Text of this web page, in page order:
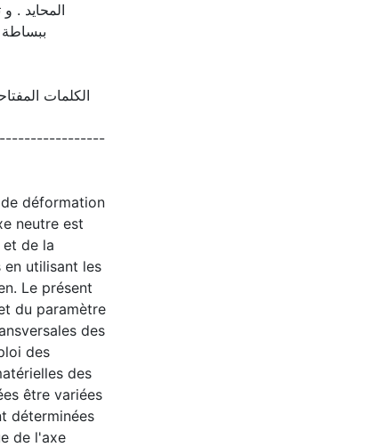
المحايد . و
ببساطة
الكلمات
déformation
neutre est
de la
utilisant les
Le présent
du paramètre
des
des
des
être variées
déterminées
de l'axe